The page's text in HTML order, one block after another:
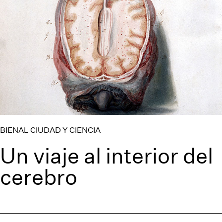
BIENAL CIUDAD Y CIENCIA
Un viaje al interior del
cerebro